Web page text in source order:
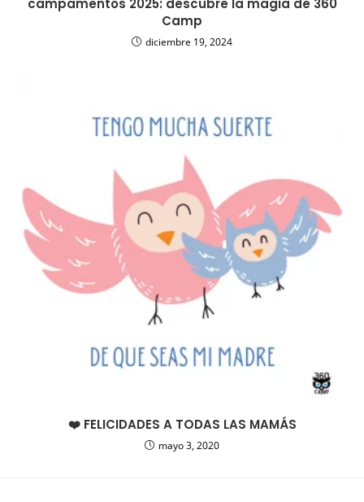
campamentos 2025: descubre la magia de 360
Camp
diciembre 19, 2024
❤️ FELICIDADES A TODAS LAS MAMÁS
mayo 3, 2020